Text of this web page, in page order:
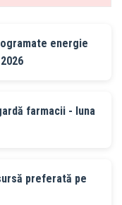
energie
farmacii - luna
preferată pe